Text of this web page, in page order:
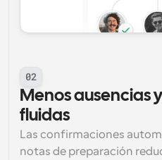
02
Menos ausencias
fluidas
Las confirmaciones
notas de preparación